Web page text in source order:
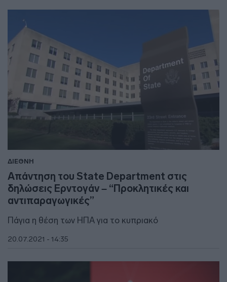
ΔΙΕΘΝΗ
Απάντηση του State Department στις
δηλώσεις Ερντογάν – “Προκλητικές και
αντιπαραγωγικές”
Πάγια η θέση των ΗΠΑ για το κυπριακό
20.07.2021 - 14:35